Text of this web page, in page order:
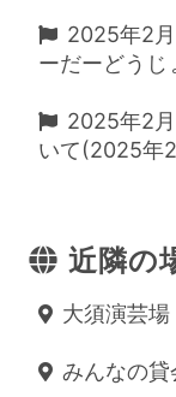
2025年2
ーだーどうじ
2025年2
いて(2025年
近隣の
大須演芸
みんなの